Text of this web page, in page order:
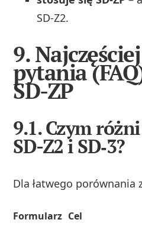
SD‑Z2.
9.
pytania
SD-ZP
9.1. Czym
SD-Z2 i SD‑3?
Dla łatwego porównania
Formularz Cel